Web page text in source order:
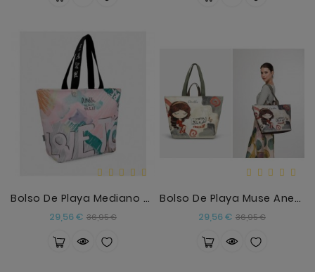
Bolso De Playa Mediano Hollywood
29,56 € Precio
36,95 €Precio
Bolso De Playa Muse Anekke
29,56 € Precio
36,95 €Precio